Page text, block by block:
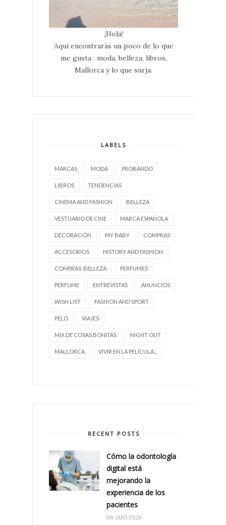
¡Hola!
Aquí encontrarás un poco de lo que
me gusta : moda, belleza, libros,
Mallorca y lo que surja.
LABELS
MARCAS MODA PROBANDO
LIBROS TENDENCIAS
CINEMA AND FASHION BELLEZA
VESTUARIO DE CINE MARCA ESPAÑOLA
DECORACIÓN MY BABY COMPRAS
ACCESORIOS HISTORY AND FASHION
COMPRAS. BELLEZA PERFUMES
PERFUME ENTREVISTAS ANUNCIOS
WISH LIST FASHION AND SPORT
PELO VIAJES
MIX DE COSAS BONITAS NIGHT OUT
MALLORCA VIVIR EN LA PELÍCULA...
RECENT POSTS
Cómo la odontología
digital está
mejorando la
experiencia de los
pacientes
06 AUG 2026